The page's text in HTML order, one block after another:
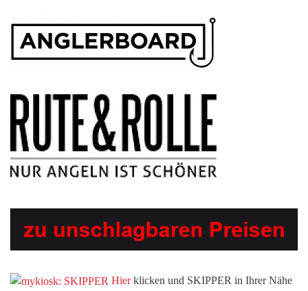
Hierklicken und SKIPPER in Ihrer Nähe